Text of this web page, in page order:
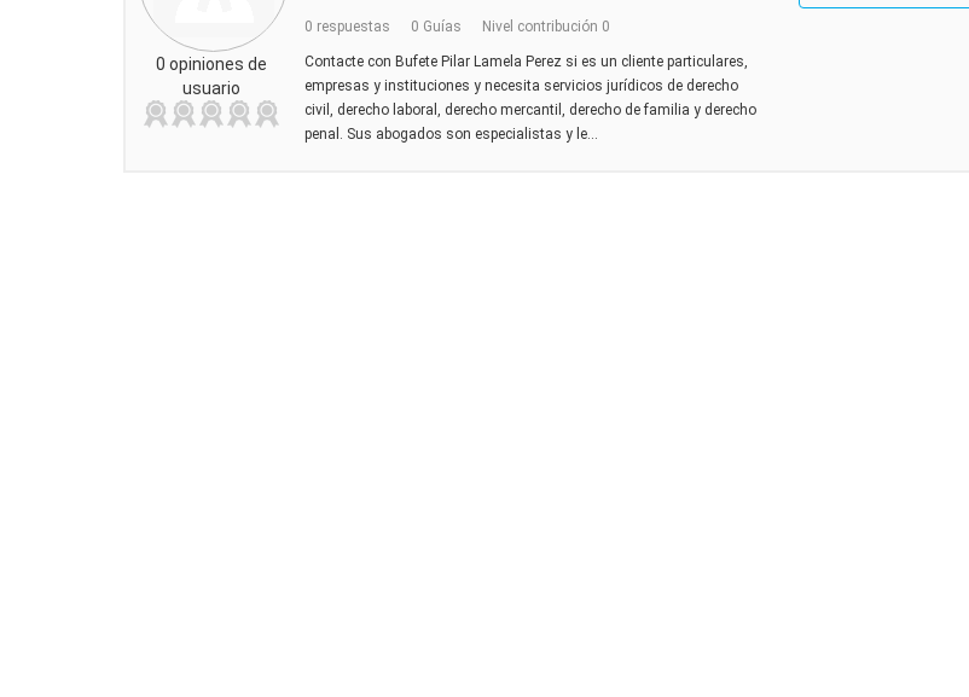
0 opiniones de
usuario
0 respuestas 0 Guías Nivel contribución 0
Contacte con Bufete Pilar Lamela Perez si es un cliente particulares,
empresas y instituciones y necesita servicios jurídicos de derecho
civil, derecho laboral, derecho mercantil, derecho de familia y derecho
penal. Sus abogados son especialistas y le...